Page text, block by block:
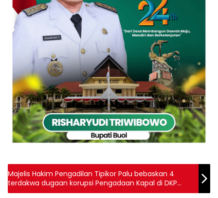
Majelis Hakim Pengadilan Tipikor Palu bebaskan 4
terdakwa dugaan korupsi Pengadaan Kapal di DKP
Tolitoli